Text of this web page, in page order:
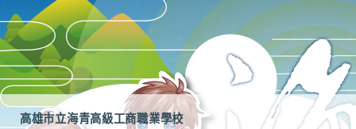
高雄市立海青高級工商職業學校